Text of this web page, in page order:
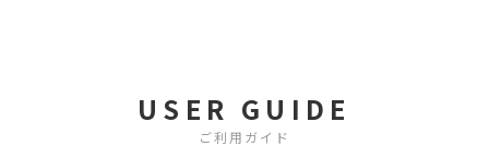
USER GUIDE
ご利用ガイド